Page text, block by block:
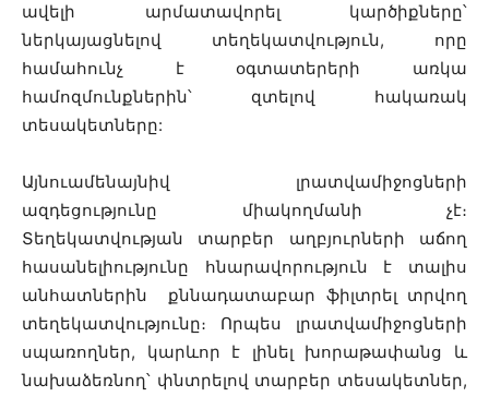
ավելի արմատավորել կարծիքները՝
ներկայացնելով տեղեկատվություն, որը
համահունչ է օգտատերերի առկա
համոզմունքներին՝ զտելով հակառակ
տեսակետները:
Այնուամենայնիվ լրատվամիջոցների
ազդեցությունը միակողմանի չէ։
Տեղեկատվության տարբեր աղբյուրների աճող
հասանելիությունը հնարավորություն է տալիս
անհատներին քննադատաբար ֆիլտրել տրվող
տեղեկատվությունը։ Որպես լրատվամիջոցների
սպառողներ, կարևոր է լինել խորաթափանց և
նախաձեռնող՝ փնտրելով տարբեր տեսակետներ,